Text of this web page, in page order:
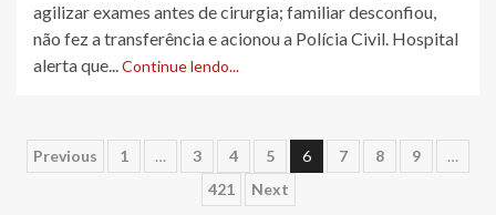
agilizar exames antes de cirurgia; familiar desconfiou,
não fez a transferência e acionou a Polícia Civil. Hospital
alerta que...Continue lendo...
Paginação
Previous 1 … 3 4 5 6 7 8 9
…
421
Next